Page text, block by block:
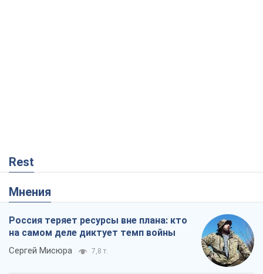
Rest
Мнения
Россия теряет ресурсы вне плана: кто
на самом деле диктует темп войны
Сергей Мисюра 7,8 т.